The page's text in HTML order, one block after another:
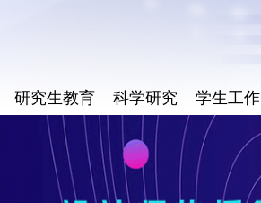
研究生教育 科学研究 学生工作